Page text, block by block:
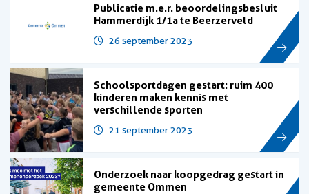
Publicatie m.e.r. beoordelingsbesluit
Hammerdijk 1/1a te Beerzerveld
26 september 2023
Schoolsportdagen gestart: ruim 400
kinderen maken kennis met
verschillende sporten
21 september 2023
Onderzoek naar koopgedrag gestart in
gemeente Ommen